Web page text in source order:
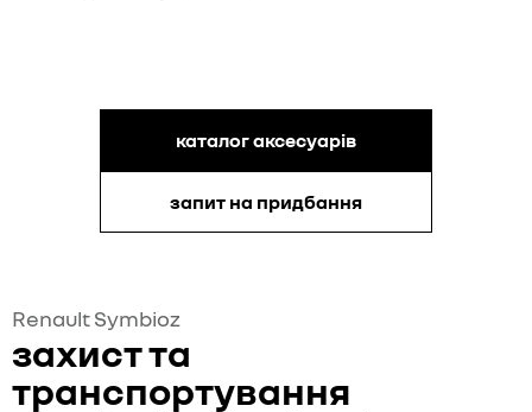
каталог аксесуарів
запит на придбання
Renault Symbioz
захист та
транспортування